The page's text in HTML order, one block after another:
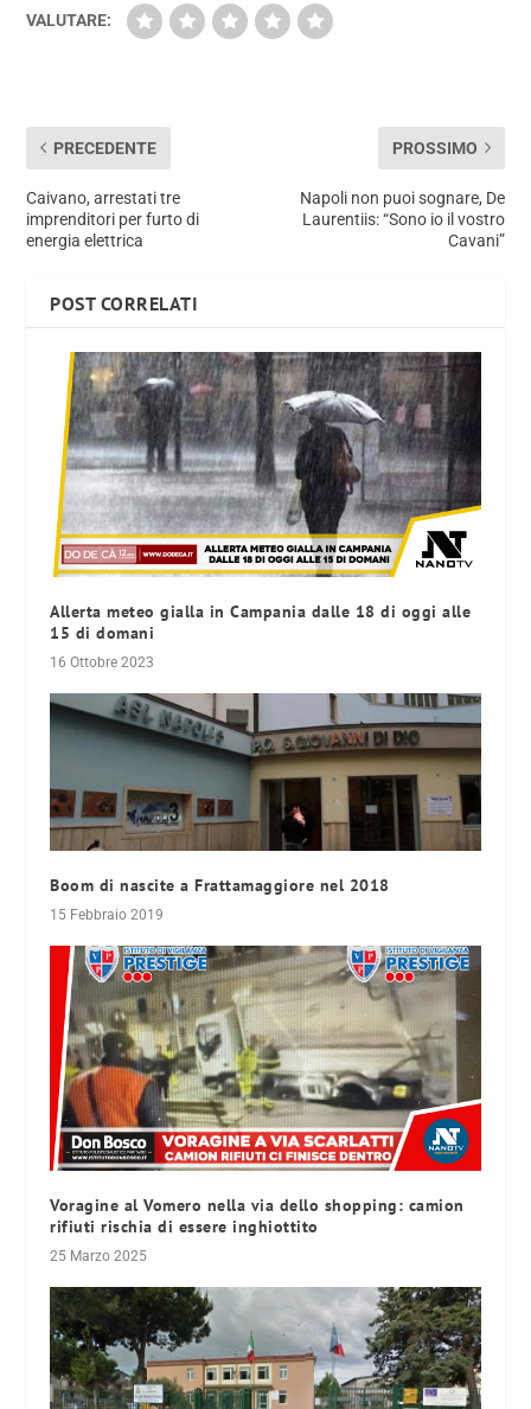
VALUTARE:
PRECEDENTE
Caivano, arrestati tre
imprenditori per furto di
energia elettrica
PROSSIMO
Napoli non puoi sognare, De
Laurentiis: “Sono io il vostro
Cavani”
POST CORRELATI
Allerta meteo gialla in Campania dalle 18 di oggi alle
15 di domani
16 Ottobre 2023
Boom di nascite a Frattamaggiore nel 2018
15 Febbraio 2019
Voragine al Vomero nella via dello shopping: camion
rifiuti rischia di essere inghiottito
25 Marzo 2025